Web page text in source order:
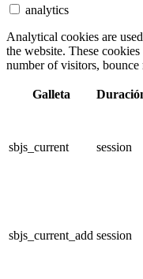
analytics
Analytical cookies are
the website. These
number of visitors, bounce
Galleta
sbjs_current session
sbjs_current_add session